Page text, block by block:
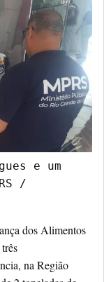
e um
/
dos Alimentos
na Região